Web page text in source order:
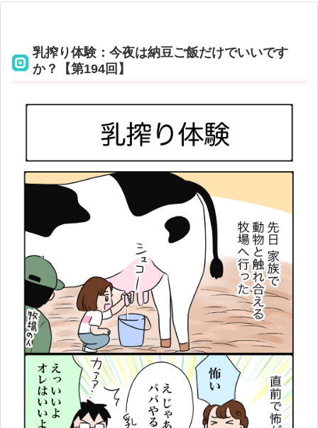
乳搾り体験：今夜は納豆ご飯だけでいいです
か？【第194回】